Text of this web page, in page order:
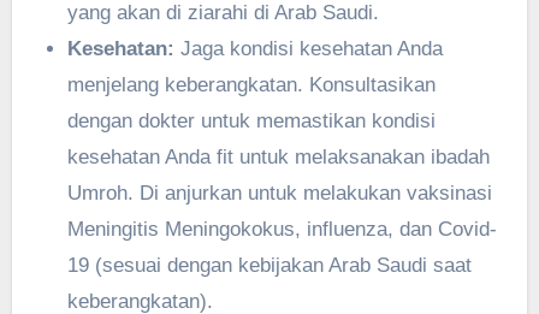
yang akan di ziarahi di Arab Saudi.
Kesehatan: Jaga kondisi kesehatan Anda
menjelang keberangkatan. Konsultasikan
dengan dokter untuk memastikan kondisi
kesehatan Anda fit untuk melaksanakan ibadah
Umroh. Di anjurkan untuk melakukan vaksinasi
Meningitis Meningokokus, influenza, dan Covid-
19 (sesuai dengan kebijakan Arab Saudi saat
keberangkatan).